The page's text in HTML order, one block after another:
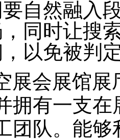
自然融入
同时让搜
以免被判
会展馆展
拥有一支
团队。能